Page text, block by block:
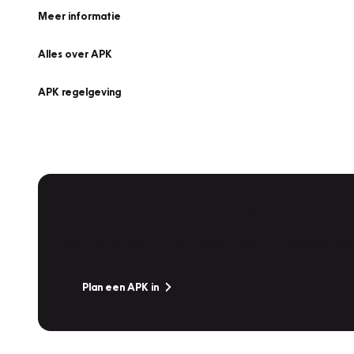
Meer informatie
Alles over APK
APK regelgeving
Plan een APK in